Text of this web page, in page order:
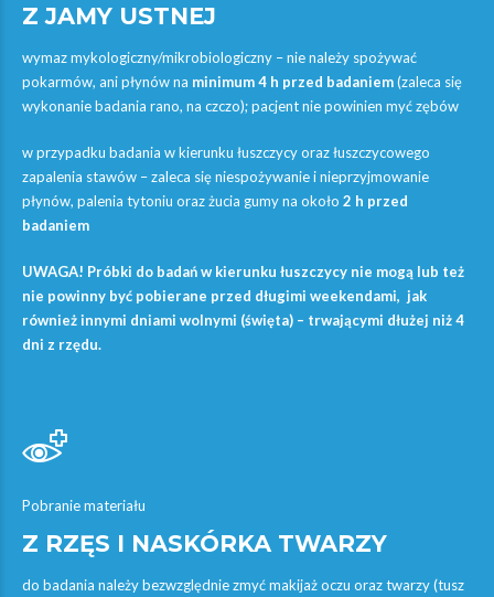
Z JAMY USTNEJ
wymaz mykologiczny/mikrobiologiczny – nie należy spożywać
pokarmów, ani płynów na minimum 4 h przed badaniem(zaleca się
wykonanie badania rano, na czczo); pacjent nie powinien myć zębów
w przypadku badania w kierunku łuszczycy oraz łuszczycowego
zapalenia stawów – zaleca się niespożywanie i nieprzyjmowanie
płynów, palenia tytoniu oraz żucia gumy na około 2 h przed
badaniem
UWAGA! Próbki do badań w kierunku łuszczycy nie mogą lub też
nie powinny być pobierane przed długimi weekendami, jak
również innymi dniami wolnymi (święta) – trwającymi dłużej niż 4
dni z rzędu.
Pobranie materiału
Z RZĘS I NASKÓRKA TWARZY
do badania należy bezwzględnie zmyć makijaż oczu oraz twarzy (tusz